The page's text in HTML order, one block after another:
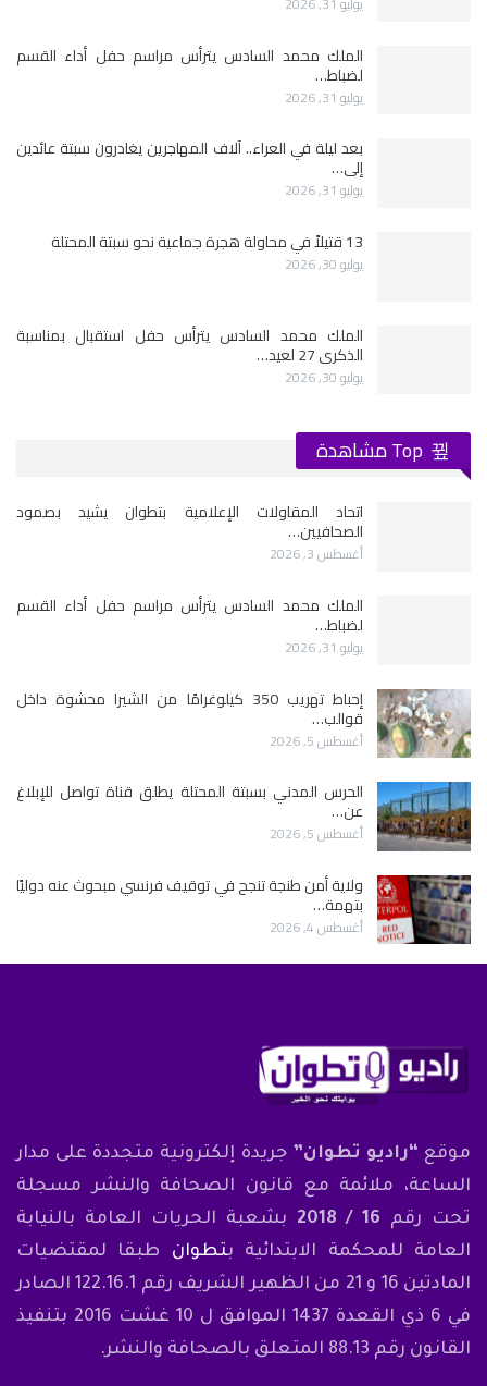
الملك محمد السادس يترأس مراسم حفل أداء القسم
لضباط…
يوليو 31, 2026
بعد ليلة في العراء.. آلاف المهاجرين يغادرون سبتة عائدين
إلى…
يوليو 31, 2026
13 قتيلاً في محاولة هجرة جماعية نحو سبتة المحتلة
يوليو 30, 2026
الملك محمد السادس يترأس حفل استقبال بمناسبة
الذكرى 27 لعيد…
يوليو 30, 2026
اتحاد المقاولات الإعلامية بتطوان يشيد بصمود
الصحافيين…
أغسطس 3, 2026
الملك محمد السادس يترأس مراسم حفل أداء القسم
لضباط…
يوليو 31, 2026
إحباط تهريب 350 كيلوغرامًا من الشيرا محشوة داخل
قوالب…
أغسطس 5, 2026
الحرس المدني بسبتة المحتلة يطلق قناة تواصل للإبلاغ
عن…
أغسطس 5, 2026
ولاية أمن طنجة تنجح في توقيف فرنسي مبحوث عنه دوليًا
بتهمة…
أغسطس 4, 2026
موقع “راديو تطوان” جريدة إلكترونية متجددة على مدار
الساعة، ملائمة مع قانون الصحافة والنشر مسجلة
تحت رقم 16 / 2018
بشعبة الحريات العامة بالنيابة
العامة للمحكمة الابتدائية بتطوان طبقا لمقتضيات
المادتين 16 و 21 من الظهير الشريف رقم 122.16.1 الصادر
في 6 ذي القعدة 1437 الموافق ل 10 غشت 2016 بتنفيذ
القانون رقم 88.13 المتعلق بالصحافة والنشر.